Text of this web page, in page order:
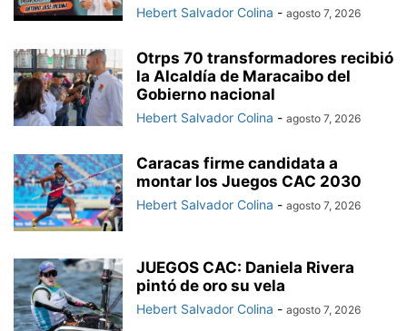
Hebert Salvador Colina - agosto 7, 2026
Otrps 70 transformadores recibió
la Alcaldía de Maracaibo del
Gobierno nacional
Hebert Salvador Colina - agosto 7, 2026
Caracas firme candidata a
montar los Juegos CAC 2030
Hebert Salvador Colina - agosto 7, 2026
JUEGOS CAC: Daniela Rivera
pintó de oro su vela
Hebert Salvador Colina - agosto 7, 2026